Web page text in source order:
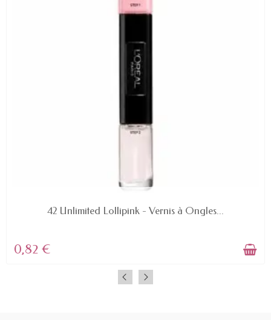
42 Unlimited Lollipink - Vernis à Ongles...
0,82 €